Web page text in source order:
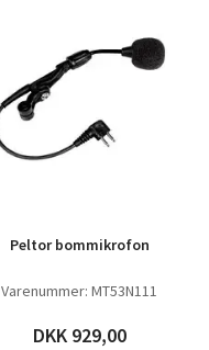
Peltor bommikrofon
Varenummer: MT53N111
DKK 929,00